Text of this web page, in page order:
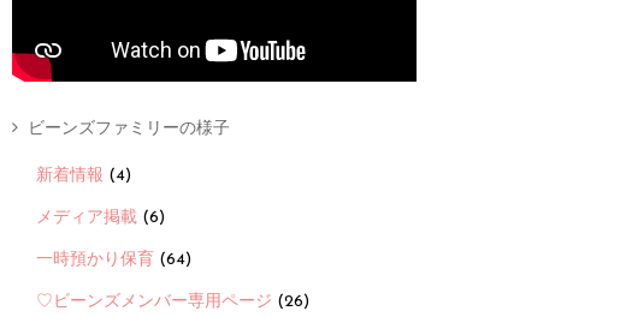
ビーンズファミリーの様子
新着情報 (4)
メディア掲載 (6)
一時預かり保育 (64)
♡ビーンズメンバー専用ページ (26)